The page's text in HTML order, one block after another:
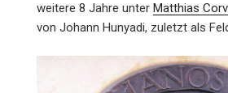
weitere 8 Jahre unter Matthias
von Johann Hunyadi, zuletzt als